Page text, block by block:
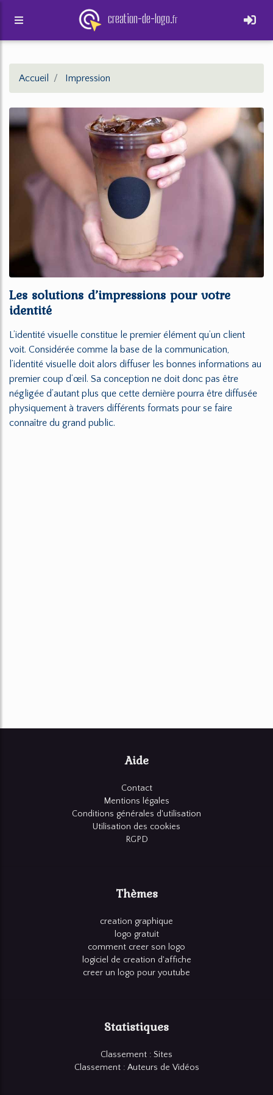
creation-de-logo. fr
Accueil Impression
Les solutions d’impressions pour votre
identité
L’identité visuelle constitue le premier élément qu’un client
voit. Considérée comme la base de la communication,
l’identité visuelle doit alors diffuser les bonnes informations au
premier coup d’œil. Sa conception ne doit donc pas être
négligée d’autant plus que cette dernière pourra être diffusée
physiquement à travers différents formats pour se faire
connaître du grand public.
Aide
Contact
Mentions légales
Conditions générales d'utilisation
Utilisation des cookies
RGPD
Thèmes
creation graphique
logo gratuit
comment creer son logo
logiciel de creation d'affiche
creer un logo pour youtube
Statistiques
Classement : Sites
Classement : Auteurs de Vidéos